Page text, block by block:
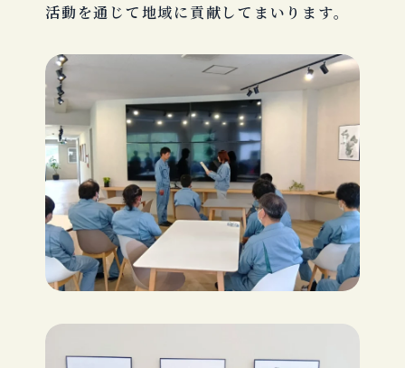
活動を通じて地域に貢献してまいります。